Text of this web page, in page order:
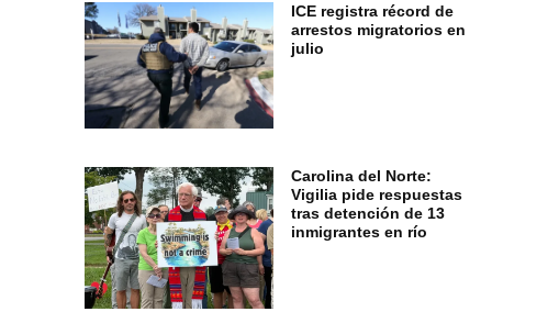
ICE registra récord de
arrestos migratorios en
julio
Carolina del Norte:
Vigilia pide respuestas
tras detención de 13
inmigrantes en río